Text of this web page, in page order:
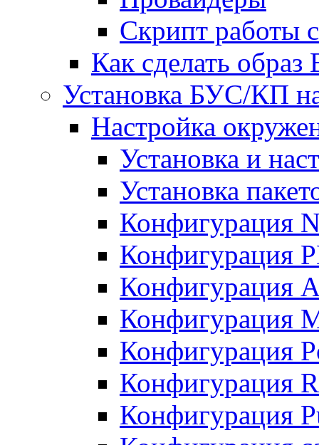
Скрипт работы
Как сделать
Установка БУС/КП
Настройка
Установка и
Установка
Конфигурация
Конфигурация
Конфигурация
Конфигурация
Конфигурация
Конфигурация
Конфигурация